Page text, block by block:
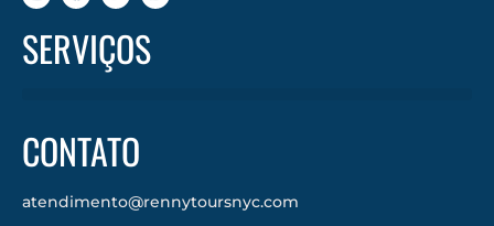
SERVIÇOS
CONTATO
atendimento@rennytoursnyc.com